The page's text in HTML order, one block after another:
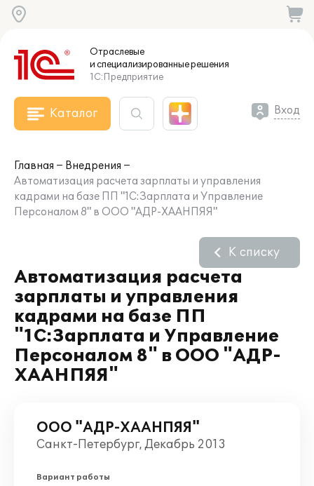
Отраслевые
и специализированныерешения
1С:Предприятие
Каталог Вход
Главная
Внедрения
Автоматизация расчета зарплаты и управления
кадрами на базе ПП "1С:Зарплата и Управление
Персоналом 8" в ООО "АДР-ХААНПЯЯ"
Автоматизация расчета
зарплаты и управления
кадрами на базе ПП
"1С:Зарплата и Управление
Персоналом 8" в ООО "АДР-
ХААНПЯЯ"
К списку
ООО "АДР-ХААНПЯЯ"
Санкт-Петербург, Декабрь 2013
Вариант работы